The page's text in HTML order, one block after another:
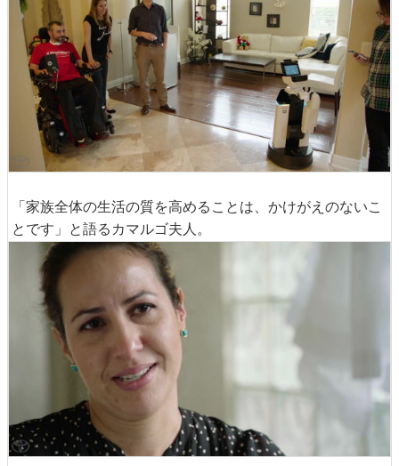
「家族全体の生活の質を高めることは、かけがえのないこ
とです」と語るカマルゴ夫人。